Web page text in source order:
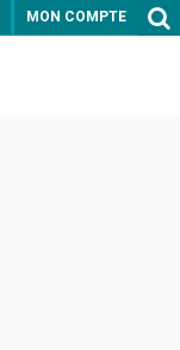
MON COMPTE